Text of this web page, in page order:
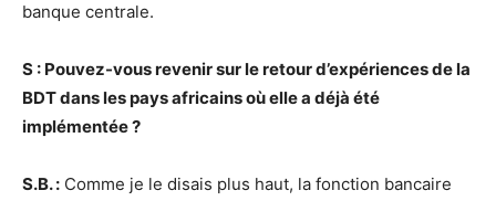
banque centrale.
S : Pouvez-vous revenir sur le retour d’expériences de la
BDT dans les pays africains où elle a déjà été
implémentée ?
S.B. : Comme je le disais plus haut, la fonction bancaire